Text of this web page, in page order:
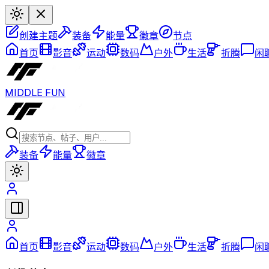
创建主题 装备 能量 徽章
节点
首页
影音 运动 数码 户外 生活 折腾 闲
MIDDLE FUN
装备 能量 徽章
首页 影音 运动 数码 户外 生活 折腾 闲